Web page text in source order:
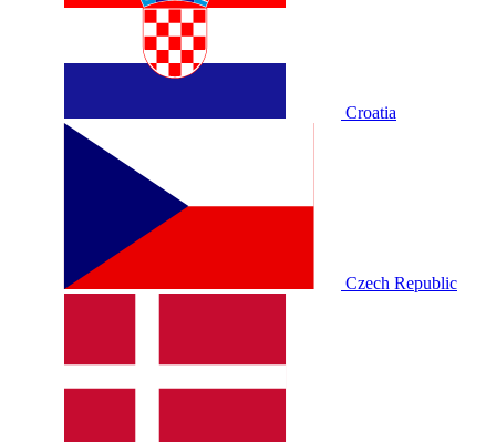
Croatia
Czech Republic